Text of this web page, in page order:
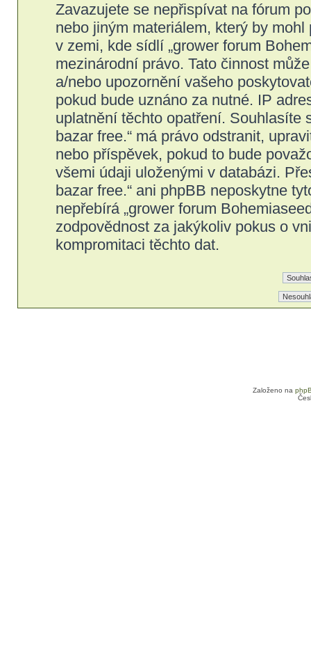
Zavazujete se nepřispívat na fórum
nebo jiným materiálem, který by
v zemi, kde sídlí „grower forum
mezinárodní právo. Tato činnost
a/nebo upozornění vašeho
pokud bude uznáno za nutné. IP
uplatnění těchto opatření. Souhlasíte
bazar free.“ má právo odstranit,
nebo příspěvek, pokud to bude
všemi údaji uloženými v databázi.
bazar free.“ ani phpBB neposkytne
nepřebírá „grower forum
zodpovědnost za jakýkoliv pokus o
kompromitaci těchto dat.
Založeno na